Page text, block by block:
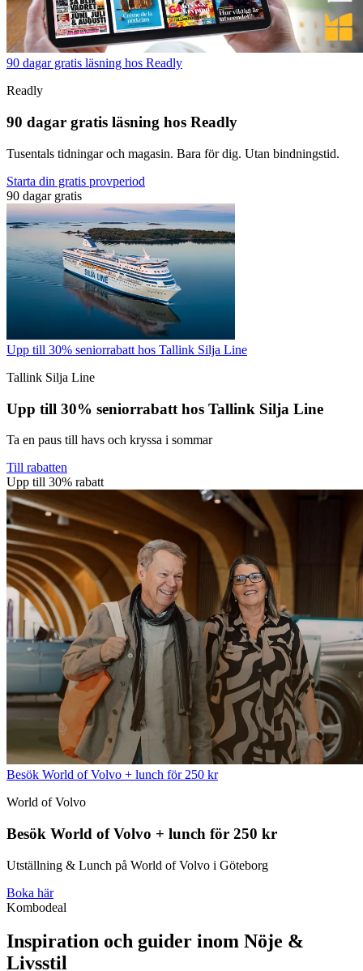
90 dagar gratis läsning hos Readly
Readly
90 dagar gratis läsning hos Readly
Tusentals tidningar och magasin. Bara för dig. Utan bindningstid.
Starta din gratis provperiod
90 dagar gratis
Upp till 30% seniorrabatt hos Tallink Silja Line
Tallink Silja Line
Upp till 30% seniorrabatt hos Tallink Silja Line
Ta en paus till havs och kryssa i sommar
Till rabatten
Upp till 30% rabatt
Besök World of Volvo + lunch för 250 kr
World of Volvo
Besök World of Volvo + lunch för 250 kr
Utställning & Lunch på World of Volvo i Göteborg
Boka här
Kombodeal
Inspiration och guider inom Nöje &
Livsstil